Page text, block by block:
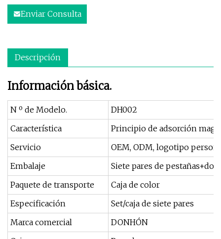
Enviar Consulta
Descripción
Información básica.
N º de Modelo.
DH002
Característica
Principio de adsorción
Servicio
OEM, ODM, logotipo
Embalaje
Siete pares de
Paquete de transporte
Caja de color
Especificación
Set/caja de siete pares
Marca comercial
DONHÓN